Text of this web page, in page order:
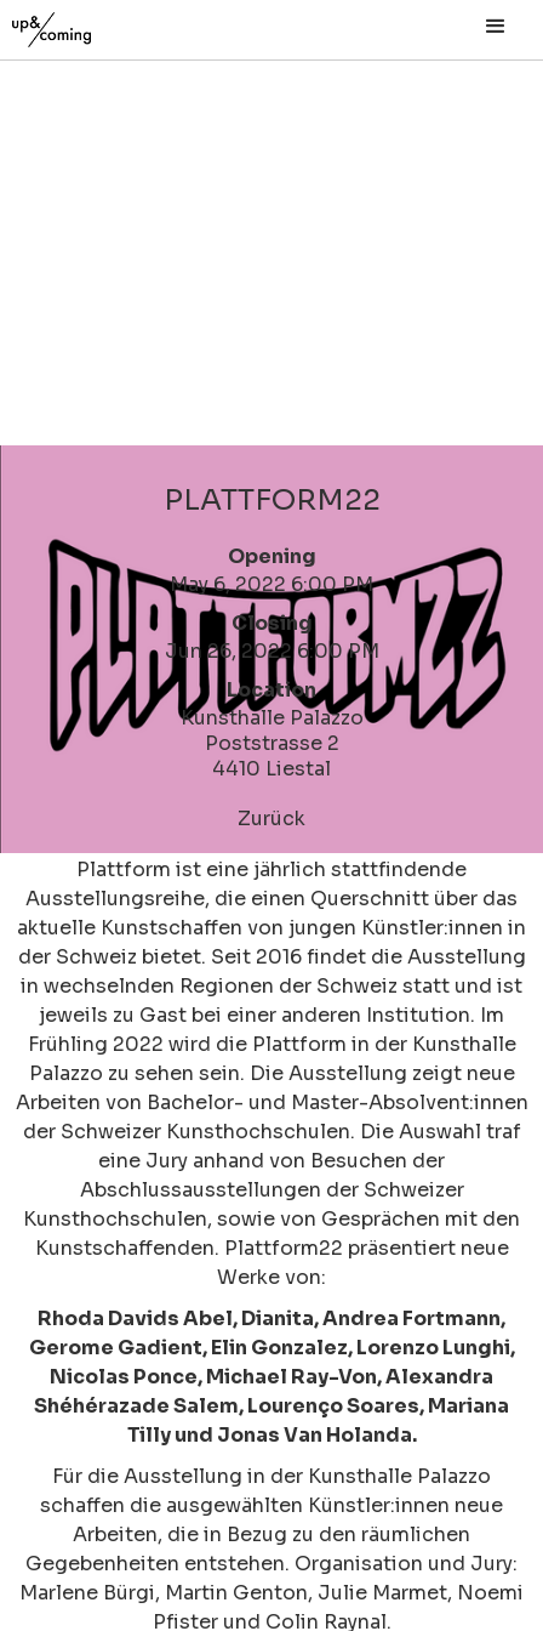
PLATTFORM22
Opening
May 6, 2022 6:00 PM
Closing
Jun 26, 2022 6:00 PM
Location
Kunsthalle Palazzo
Poststrasse 2
4410 Liestal
Zurück
Plattform ist eine jährlich stattfindende
Ausstellungsreihe, die einen Querschnitt über das
aktuelle Kunstschaffen von jungen Künstler:innen in
der Schweiz bietet. Seit 2016 findet die Ausstellung
in wechselnden Regionen der Schweiz statt und ist
jeweils zu Gast bei einer anderen Institution. Im
Frühling 2022 wird die Plattform in der Kunsthalle
Palazzo zu sehen sein. Die Ausstellung zeigt neue
Arbeiten von Bachelor- und Master-Absolvent:innen
der Schweizer Kunsthochschulen. Die Auswahl traf
eine Jury anhand von Besuchen der
Abschlussausstellungen der Schweizer
Kunsthochschulen, sowie von Gesprächen mit den
Kunstschaffenden. Plattform22 präsentiert neue
Werke von:
Rhoda Davids Abel, Dianita, Andrea Fortmann,
Gerome Gadient, Elin Gonzalez, Lorenzo Lunghi,
Nicolas Ponce, Michael Ray-Von, Alexandra
Shéhérazade Salem, Lourenço Soares, Mariana
Tilly und Jonas Van Holanda.
Für die Ausstellung in der Kunsthalle Palazzo
schaffen die ausgewählten Künstler:innen neue
Arbeiten, die in Bezug zu den räumlichen
Gegebenheiten entstehen. Organisation und Jury:
Marlene Bürgi, Martin Genton, Julie Marmet, Noemi
Pfister und Colin Raynal.